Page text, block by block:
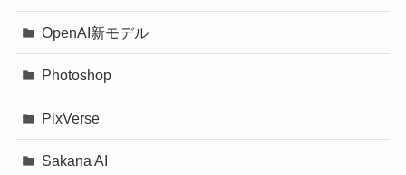
OpenAI新モデル
Photoshop
PixVerse
Sakana AI